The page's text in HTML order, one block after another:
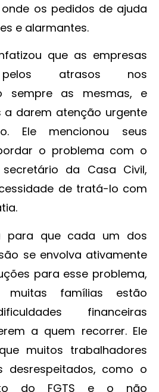
os pedidos de ajuda
e alarmantes.
que as empresas
pelos atrasos nos
sempre as mesmas, e
a darem atenção urgente
Ele mencionou seus
o problema com o
da Casa Civil,
de tratá-lo com
para que cada um dos
se envolva ativamente
para esse problema,
muitas famílias estão
financeiras
a quem recorrer. Ele
muitos trabalhadores
desrespeitados, como o
do FGTS e o não